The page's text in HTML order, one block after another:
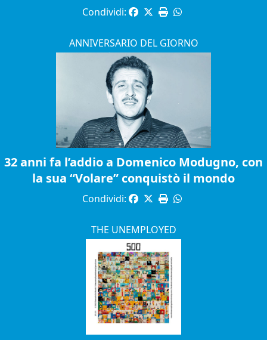
Condividi:
ANNIVERSARIO DEL GIORNO
32 anni fa l’addio a Domenico Modugno, con
la sua “Volare” conquistò il mondo
Condividi:
THE UNEMPLOYED